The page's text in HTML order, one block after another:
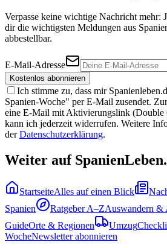
Verpasse keine wichtige Nachricht mehr:
dir die wichtigsten Meldungen aus
abbestellbar.
E-Mail-Adresse
Kostenlos abonnieren
Ich stimme zu, dass mir
Spanien-Woche" per E-Mail zusendet.
eine E-Mail mit Aktivierungslink
kann ich jederzeit widerrufen. Weitere
der Datenschutzerklärung.
Weiter auf
StartseiteAlles auf einen Blick
Spanien
Ratgeber A–ZAuswandern &
GuideOrte & Regionen Umzug
WocheNewsletter abonnieren